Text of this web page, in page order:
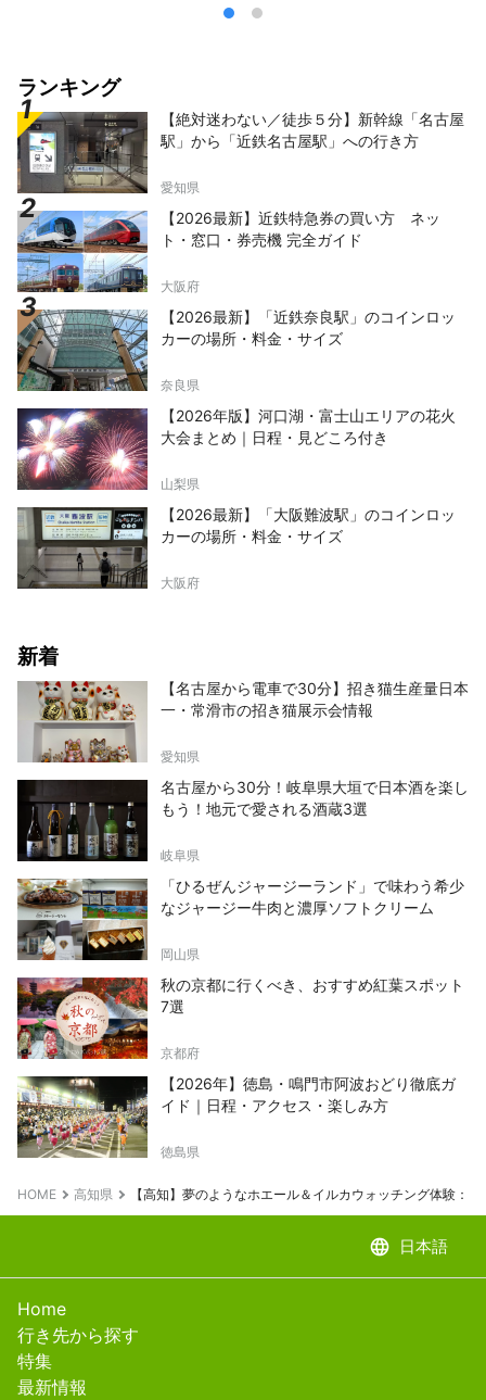
ランキング
【絶対迷わない／徒歩５分】新幹線「名古屋
駅」から「近鉄名古屋駅」への行き方
愛知県
【2026最新】近鉄特急券の買い方 ネッ
ト・窓口・券売機 完全ガイド
大阪府
【2026最新】「近鉄奈良駅」のコインロッ
カーの場所・料金・サイズ
奈良県
【2026年版】河口湖・富士山エリアの花火
大会まとめ｜日程・見どころ付き
山梨県
【2026最新】「大阪難波駅」のコインロッ
カーの場所・料金・サイズ
大阪府
新着
【名古屋から電車で30分】招き猫生産量日本
一・常滑市の招き猫展示会情報
愛知県
名古屋から30分！岐阜県大垣で日本酒を楽し
もう！地元で愛される酒蔵3選
岐阜県
「ひるぜんジャージーランド」で味わう希少
なジャージー牛肉と濃厚ソフトクリーム
岡山県
秋の京都に行くべき、おすすめ紅葉スポット
7選
京都府
【2026年】徳島・鳴門市阿波おどり徹底ガ
イド｜日程・アクセス・楽しみ方
徳島県
HOME 高知県 【高知】夢のようなホエール＆イルカウォッチング体験：
language 日本語
Home
行き先から探す
特集
最新情報